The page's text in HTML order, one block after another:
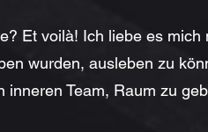
Et voilà! Ich liebe es
wurden, ausleben zu
inneren Team, Raum zu